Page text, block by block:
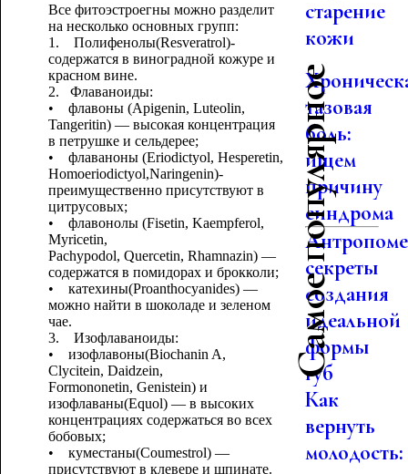
Все фитоэстроегны можно разделит
на несколько основных групп:
1. Полифенолы(Resveratrol)-
содержатся в виноградной кожуре и
красном вине.
2. Флаваноиды:
• флавоны (Apigenin, Luteolin,
Tangeritin) — высокая концентрация
в петрушке и сельдерее;
• флаваноны (Eriodictyol, Hesperetin,
Homoeriodictyol,Naringenin)-
преимущественно присутствуют в
цитрусовых;
• флавонолы (Fisetin, Kaempferol,
Myricetin,
Pachypodol, Quercetin, Rhamnazin) —
содержатся в помидорах и брокколи;
• катехины(Proanthocyanides) —
можно найти в шоколаде и зеленом
чае.
3. Изофлаваноиды:
• изофлавоны(Biochanin A,
Clycitein, Daidzein,
Formononetin, Genistein) и
изофлаваны(Equol) — в высоких
концентрациях содержаться во всех
бобовых;
• куместаны(Coumestrol) —
присутствуют в клевере и шпинате.
старение
кожи
Самое популярное
тазовая
боль:
ищем
причину
синдрома
секреты
создания
идеальной
формы
губ
Как
вернуть
молодость: